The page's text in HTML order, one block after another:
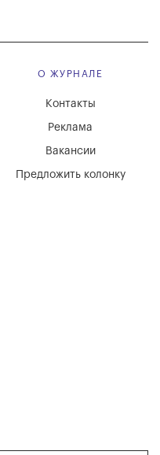
О ЖУРНАЛЕ
Вакансии
Реклама
Контакты
Предложить колонку